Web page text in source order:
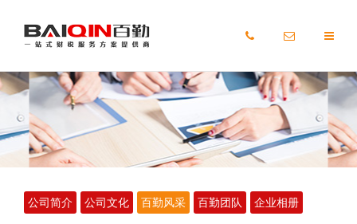
首页
服务
客户
公司简介 公司文化 百勤风采 百勤团队 企业相册